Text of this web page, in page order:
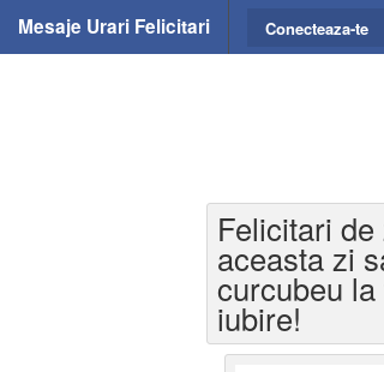
Mesaje Urari Felicitari Conecteaza-te
Felicitari
aceasta zi
curcubeu
iubire!